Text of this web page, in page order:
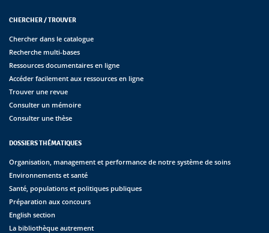
CHERCHER / TROUVER
Chercher dans le catalogue
Recherche multi-bases
Ressources documentaires en ligne
Accéder facilement aux ressources en ligne
Trouver une revue
Consulter un mémoire
Consulter une thèse
DOSSIERS THÉMATIQUES
Organisation, management et performance de notre système de soins
Environnements et santé
Santé, populations et politiques publiques
Préparation aux concours
English section
La bibliothèque autrement